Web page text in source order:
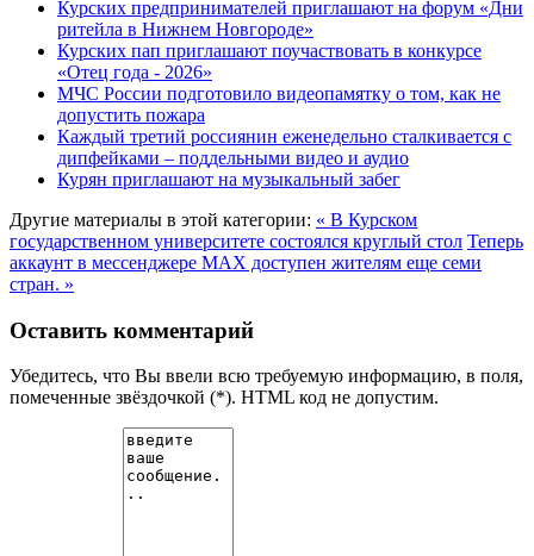
Курских предпринимателей приглашают на форум «Дни
ритейла в Нижнем Новгороде»
Курских пап приглашают поучаствовать в конкурсе
«Отец года - 2026»
МЧС России подготовило видеопамятку о том, как не
допустить пожара
Каждый третий россиянин еженедельно сталкивается с
дипфейками – поддельными видео и аудио
Курян приглашают на музыкальный забег
Другие материалы в этой категории: « В Курском
государственном университете состоялся круглый стол Теперь
аккаунт в мессенджере MAX доступен жителям еще семи
стран. »
Оставить комментарий
Убедитесь, что Вы ввели всю требуемую информацию, в поля,
помеченные звёздочкой (*). HTML код не допустим.